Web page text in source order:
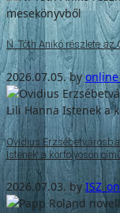
N. Tóth Anikó részlete
2026.07.05. by
Ovidius
Istenek a körfolyosón
2026.07.03. by